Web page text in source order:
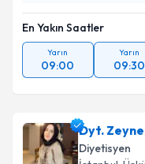
En Yakın Saatler
Yarın
09:00
Yarın
09:30
Dyt.
Diyetisyen